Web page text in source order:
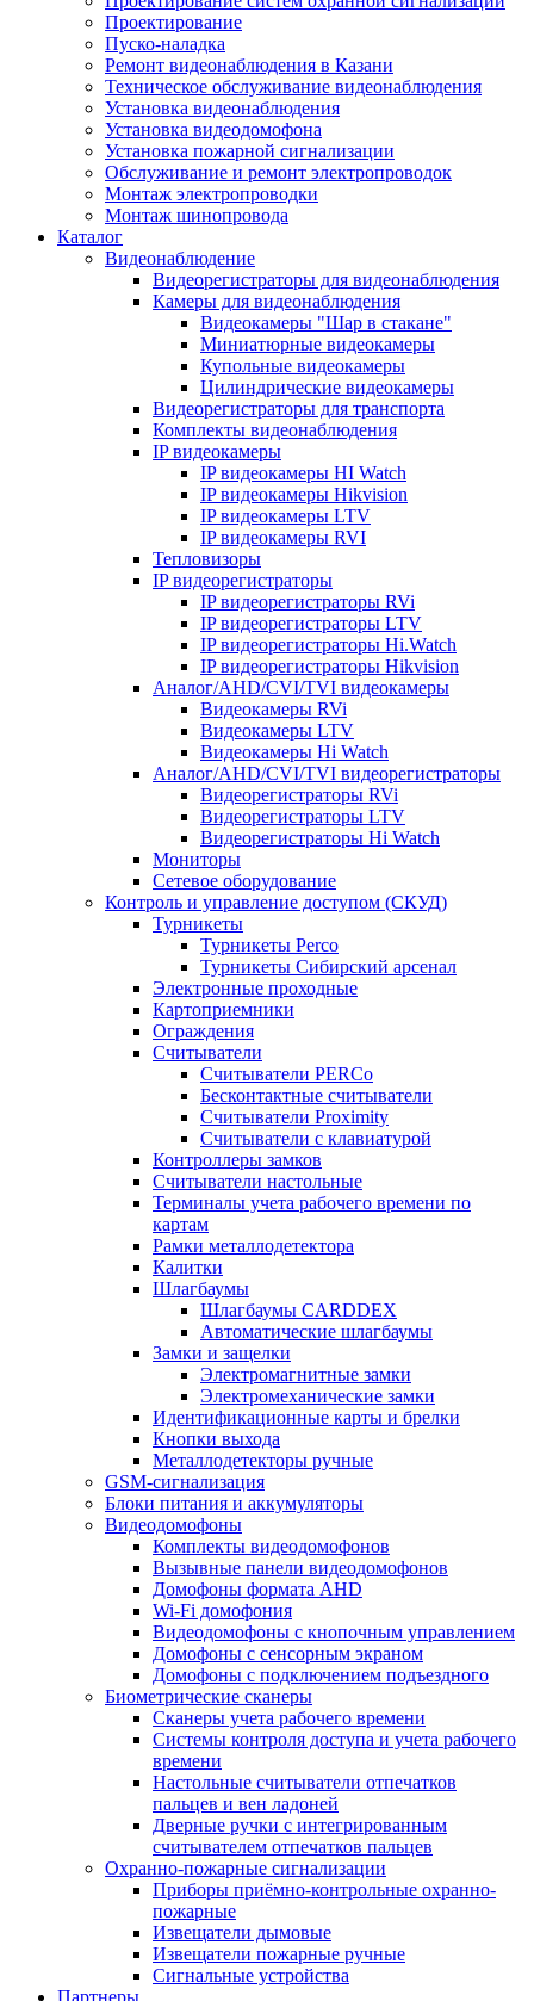
Проектирование
Пуско-наладка
Ремонт видеонаблюдения в Казани
Техническое обслуживание видеонаблюдения
Установка видеонаблюдения
Установка видеодомофона
Установка пожарной сигнализации
Обслуживание и ремонт электропроводок
Монтаж электропроводки
Монтаж шинопровода
Каталог
Видеонаблюдение
Видеорегистраторы для видеонаблюдения
Камеры для видеонаблюдения
Видеокамеры "Шар в стакане"
Миниатюрные видеокамеры
Купольные видеокамеры
Цилиндрические видеокамеры
Видеорегистраторы для транспорта
Комплекты видеонаблюдения
IP видеокамеры
IP видеокамеры HI Watch
IP видеокамеры Hikvision
IP видеокамеры LTV
IP видеокамеры RVI
Тепловизоры
IP видеорегистраторы
IP видеорегистраторы RVi
IP видеорегистраторы LTV
IP видеорегистраторы Hi.Watch
IP видеорегистраторы Hikvision
Аналог/AHD/CVI/TVI видеокамеры
Видеокамеры RVi
Видеокамеры LTV
Видеокамеры Hi Watch
Аналог/AHD/CVI/TVI видеорегистраторы
Видеорегистраторы RVi
Видеорегистраторы LTV
Видеорегистраторы Hi Watch
Мониторы
Сетевое оборудование
Контроль и управление доступом (СКУД)
Турникеты
Турникеты Perco
Турникеты Сибирский арсенал
Электронные проходные
Картоприемники
Ограждения
Считыватели
Считыватели PERCo
Бесконтактные считыватели
Считыватели Proximity
Считыватели с клавиатурой
Контроллеры замков
Считыватели настольные
Терминалы учета рабочего времени по
картам
Рамки металлодетектора
Калитки
Шлагбаумы
Шлагбаумы CARDDEX
Автоматические шлагбаумы
Замки и защелки
Электромагнитные замки
Электромеханические замки
Идентификационные карты и брелки
Кнопки выхода
Металлодетекторы ручные
GSM-сигнализация
Блоки питания и аккумуляторы
Видеодомофоны
Комплекты видеодомофонов
Вызывные панели видеодомофонов
Домофоны формата AHD
Wi-Fi домофония
Видеодомофоны с кнопочным управлением
Домофоны с сенсорным экраном
Домофоны с подключением подъездного
Биометрические сканеры
Сканеры учета рабочего времени
Системы контроля доступа и учета рабочего
времени
Настольные считыватели отпечатков
пальцев и вен ладоней
Дверные ручки с интегрированным
считывателем отпечатков пальцев
Охранно-пожарные сигнализации
Приборы приёмно-контрольные охранно-
пожарные
Извещатели дымовые
Извещатели пожарные ручные
Сигнальные устройства
Партнеры